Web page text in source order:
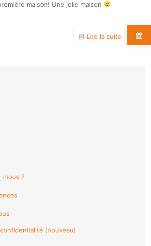
maison! Une jolie maison
Lire la suite
-nous ?
(nouveau)